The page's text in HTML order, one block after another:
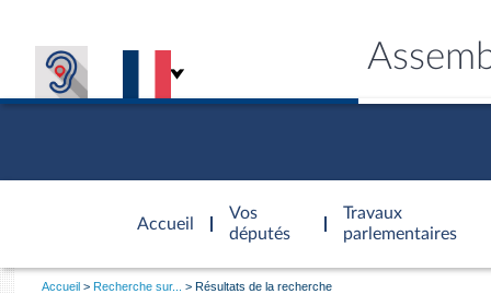
Accueil
d'accueil
Vos
députés
Travaux
parlementaires
Vous
Accueil Recherche sur... Résultats de la recherche